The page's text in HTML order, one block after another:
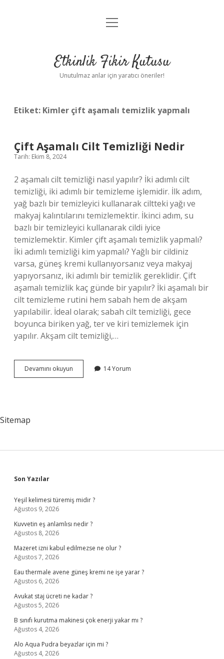
Anasayfa
Yasal Uyarı
menüyü
Etkinlik Fikir Kutusu
Unutulmaz anlar için yaratıcı öneriler!
Etiket: Kimler çift aşamalı temizlik yapmalı
Çift Aşamalı Cilt Temizliği Nedir
Tarih: Ekim 8, 2024
2 aşamalı cilt temizliği nasıl yapılır? İki adımlı cilt
temizliği, iki adımlı bir temizleme işlemidir. İlk adım,
yağ bazlı bir temizleyici kullanarak ciltteki yağı ve
makyaj kalıntılarını temizlemektir. İkinci adım, su
bazlı bir temizleyici kullanarak cildi iyice
temizlemektir. Kimler çift aşamalı temizlik yapmalı?
İki adımlı temizliği kim yapmalı? Yağlı bir cildiniz
varsa, güneş kremi kullanıyorsanız veya makyaj
yapıyorsanız, iki adımlı bir temizlik gereklidir. Çift
aşamalı temizlik kaç günde bir yapılır? İki aşamalı bir
cilt temizleme rutini hem sabah hem de akşam
yapılabilir. İdeal olarak; sabah cilt temizliği, gece
boyunca biriken yağ, ter ve kiri temizlemek için
yapılır. Akşam cilt temizliği,…
Devamını okuyun
Aşamalı
14 Yorum
Sitemap
Sidebar
Son Yazılar
Yeşil kelimesi türemiş midir ?
Ağustos 9, 2026
Kuvvetin eş anlamlısı nedir ?
Ağustos 8, 2026
Mazeret izni kabul edilmezse ne olur ?
Ağustos 7, 2026
Eau thermale avene güneş kremi ne işe yarar ?
Ağustos 6, 2026
Avukat staj ücreti ne kadar ?
Ağustos 5, 2026
B sınıfı kurutma makinesi çok enerji yakar mı ?
Ağustos 4, 2026
Alo Aqua Pudra beyazlar için mi ?
Ağustos 4, 2026